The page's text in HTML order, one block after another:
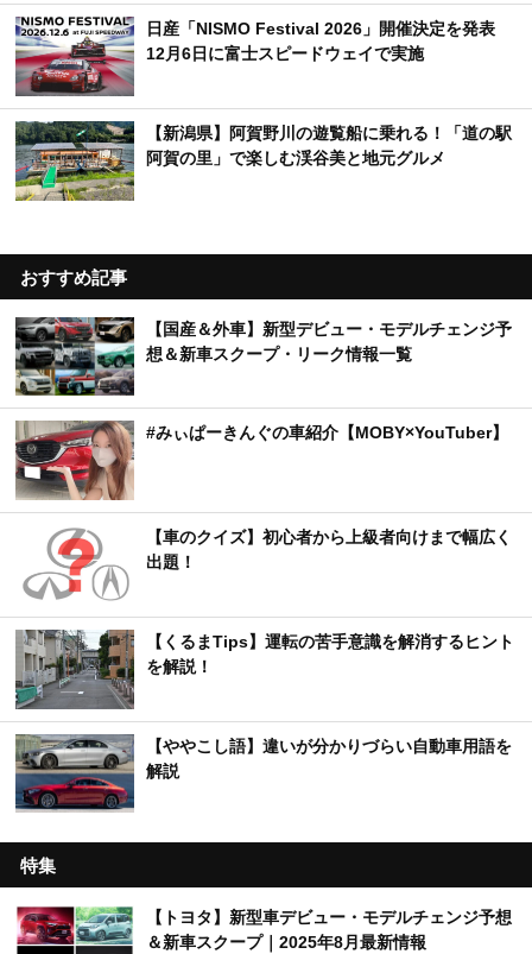
日産「NISMO Festival 2026」開催決定を発表
12月6日に富士スピードウェイで実施
【新潟県】阿賀野川の遊覧船に乗れる！「道の駅
阿賀の里」で楽しむ渓谷美と地元グルメ
おすすめ記事
【国産＆外車】新型デビュー・モデルチェンジ予
想＆新車スクープ・リーク情報一覧
#みぃぱーきんぐの車紹介【MOBY×YouTuber】
【車のクイズ】初心者から上級者向けまで幅広く
出題！
【くるまTips】運転の苦手意識を解消するヒント
を解説！
【ややこし語】違いが分かりづらい自動車用語を
解説
特集
【トヨタ】新型車デビュー・モデルチェンジ予想
＆新車スクープ｜2025年8月最新情報